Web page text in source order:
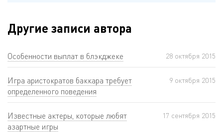
Другие записи автора
Особенности выплат в блэкджеке 28 октября 2015
Игра аристократов баккара требует
определенного поведения
9 октября 2015
Известные актеры, которые любят
азартные игры
17 сентября 2015